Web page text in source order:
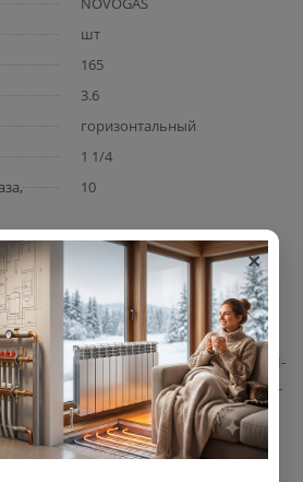
шт
165
3.6
горизонтальный
1 1/4
10
32
С4 по ГОСТ 12997-84.
сталь
счетчик газа NOVOGAS СГМН-
МТ1-G 6 межосевое 200 мм —
1 шт. (без монтажного
комплекта); паспорт изделия
×